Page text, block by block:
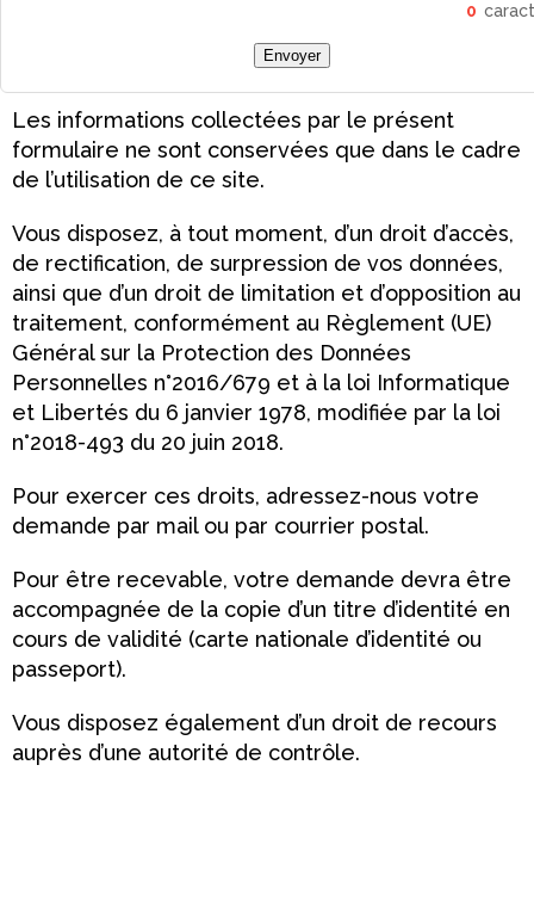
0
Envoyer
Les informations collectées par le présent
formulaire ne sont conservées que dans le cadre
de l’utilisation de ce site.
Vous disposez, à tout moment, d’un droit d’accès,
de rectification, de surpression de vos données,
ainsi que d’un droit de limitation et d’opposition au
traitement, conformément au Règlement (UE)
Général sur la Protection des Données
Personnelles n°2016/679 et à la loi Informatique
et Libertés du 6 janvier 1978, modifiée par la loi
n°2018-493 du 20 juin 2018.
Pour exercer ces droits, adressez-nous votre
demande par mail ou par courrier postal.
Pour être recevable, votre demande devra être
accompagnée de la copie d’un titre d’identité en
cours de validité (carte nationale d’identité ou
passeport).
Vous disposez également d’un droit de recours
auprès d’une autorité de contrôle.